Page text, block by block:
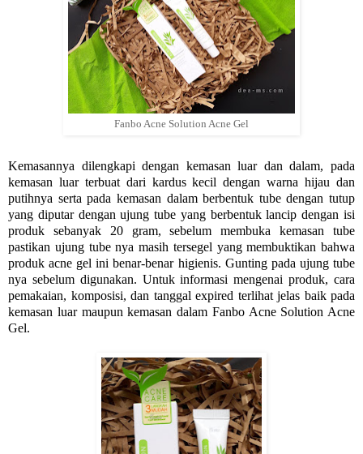
Fanbo Acne Solution Acne Gel
Kemasannya dilengkapi dengan kemasan luar dan dalam, pada
kemasan luar terbuat dari kardus kecil dengan warna hijau dan
putihnya serta pada kemasan dalam berbentuk tube dengan tutup
yang diputar dengan ujung tube yang berbentuk lancip dengan isi
produk sebanyak 20 gram, sebelum membuka kemasan tube
pastikan ujung tube nya masih tersegel yang membuktikan bahwa
produk acne gel ini benar-benar higienis. Gunting pada ujung tube
nya sebelum digunakan. Untuk informasi mengenai produk, cara
pemakaian, komposisi, dan tanggal expired terlihat jelas baik pada
kemasan luar maupun kemasan dalam Fanbo Acne Solution Acne
Gel.